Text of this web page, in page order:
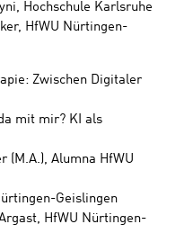
Hochschule Karlsruhe
HfWU Nürtingen-
Zwischen Digitaler
mit mir? KI als
(M.A.), Alumna HfWU
Geislingen
HfWU Nürtingen-